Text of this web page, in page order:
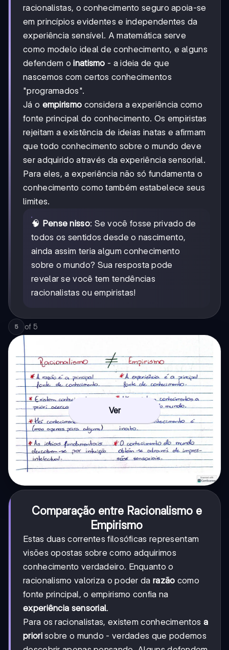
racionalistas, o conhecimento seguro apoia-se
em princípios evidentes e independentes da
experiência sensível. A matemática serve
como modelo ideal de conhecimento, e alguns
defendem oinatismo - a ideia de que
nascemos com certos conhecimentos
"programados".
Já o empirismo considera a experiência como
fonte principal do conhecimento. Os empiristas
rejeitam a existência de ideias inatas e afirmam
que todo conhecimento sobre o mundo deve
ser adquirido através da experiência sensorial.
Para eles, a experiência não só fundamenta o
conhecimento como também estabelece seus
limites.
🧠 Pense nisso: Se você fosse privado de
todos os sentidos desde o nascimento,
ainda assim teria algum conhecimento
sobre o mundo? Sua resposta pode
revelar se você tem tendências
racionalistas ou empiristas!
5 of 5
Ver
Comparação entre Racionalismo e
Empirismo
Estas duas correntes filosóficas representam
visões opostas sobre como adquirimos
conhecimento verdadeiro. Enquanto o
racionalismo valoriza o poder da razão como
fonte principal, o empirismo confia na
experiência sensorial.
Para os racionalistas, existem conhecimentos a
priorisobre o mundo - verdades que podemos